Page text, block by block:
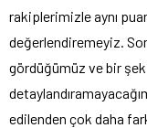
rakiplerimizle aynı
değerlendiremeyiz.
gördüğümüz ve bir
edilenden çok daha